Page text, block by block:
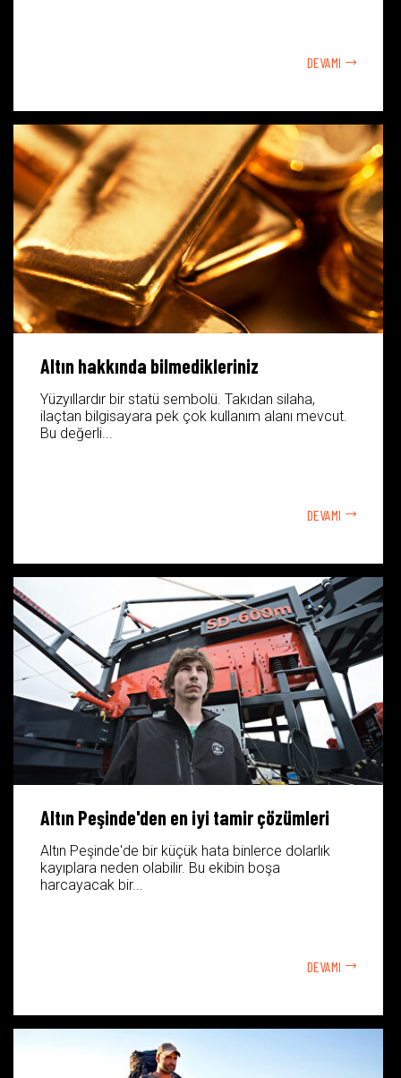
DEVAMI
Altın hakkında bilmedikleriniz
Yüzyıllardır bir statü sembolü. Takıdan silaha,
ilaçtan bilgisayara pek çok kullanım alanı mevcut.
Bu değerli...
DEVAMI
Altın Peşinde'den en iyi tamir çözümleri
Altın Peşinde'de bir küçük hata binlerce dolarlık
kayıplara neden olabilir. Bu ekibin boşa
harcayacak bir...
DEVAMI